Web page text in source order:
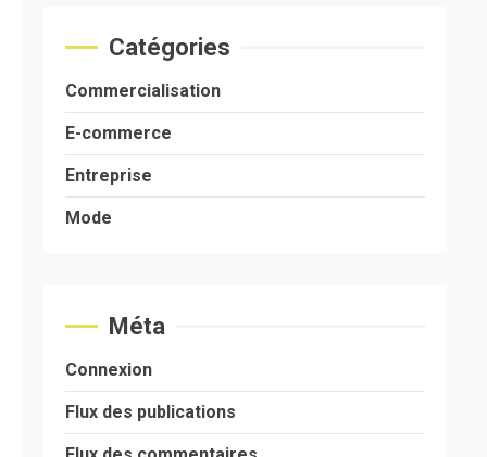
Catégories
Commercialisation
E-commerce
Entreprise
Mode
Méta
Connexion
Flux des publications